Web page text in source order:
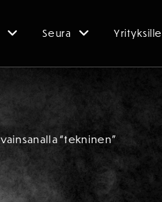
Seura Yrityksille
“tekninen”